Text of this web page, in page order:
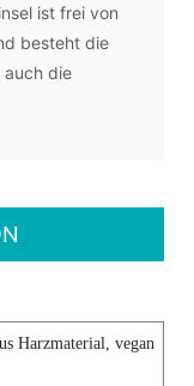
ist frei von
besteht die
auch die
Harzmaterial, vegan